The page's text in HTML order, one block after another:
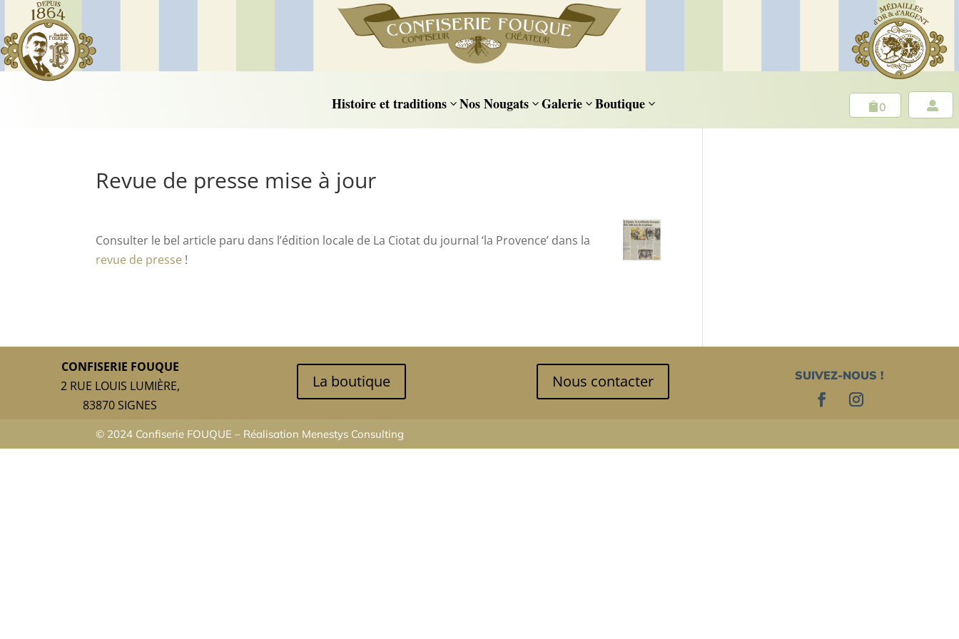
Histoire et traditions 3Nos Nougats 3Galerie 3Boutique 3 0 
Revue de presse mise à jour
Consulter le bel article paru dans l’édition locale de La Ciotat du journal ‘la Provence’ dans la
revue de presse !
CONFISERIE FOUQUE
2 RUE LOUIS LUMIÈRE,
83870 SIGNES
La boutique Nous contacter SUIVEZ-NOUS !
© 2024 Confiserie FOUQUE – Réalisation Menestys Consulting